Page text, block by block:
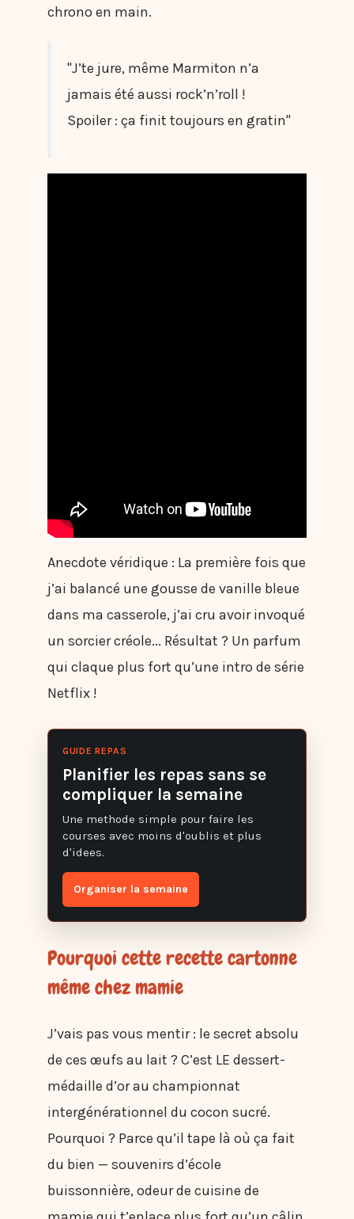
chrono en main.
"J’te jure, même Marmiton n’a
jamais été aussi rock’n’roll !
Spoiler : ça finit toujours en gratin"
Anecdote véridique : La première fois que
j’ai balancé une gousse de vanille bleue
dans ma casserole, j’ai cru avoir invoqué
un sorcier créole... Résultat ? Un parfum
qui claque plus fort qu’une intro de série
Netflix !
GUIDE REPAS
Planifier les repas sans se
compliquer la semaine
Une methode simple pour faire les
courses avec moins d'oublis et plus
d'idees.
Organiser la semaine
Pourquoi cette recette cartonne
même chez mamie
J’vais pas vous mentir : le secret absolu
de ces œufs au lait ? C’est LE dessert-
médaille d’or au championnat
intergénérationnel du cocon sucré.
Pourquoi ? Parce qu’il tape là où ça fait
du bien — souvenirs d’école
buissonnière, odeur de cuisine de